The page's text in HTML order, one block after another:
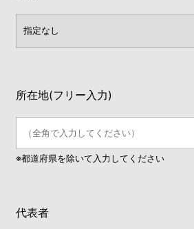
所在地(フリー入力)
※都道府県を除いて入力してください
代表者